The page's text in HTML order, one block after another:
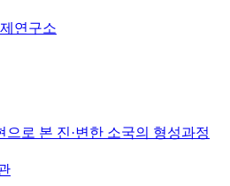
연구소
로 본 진·변한 소국의 형성과정